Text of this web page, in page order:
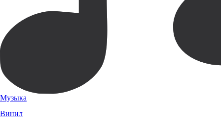
Музыка
Винил